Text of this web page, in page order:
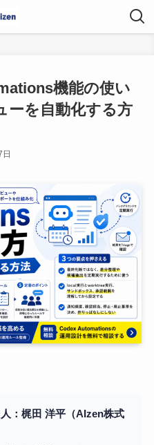
機能の使い
ーを自動化する方
：梶田 洋平（AIzen株式